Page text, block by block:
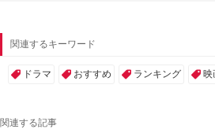
関連するキーワード
ドラマ おすすめ ランキング 映
関連する記事